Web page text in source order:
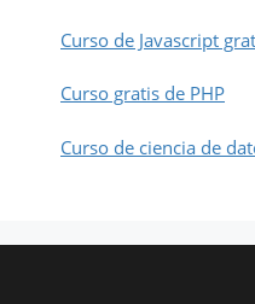
Curso de Javascript
Curso gratis de PHP
Curso de ciencia de